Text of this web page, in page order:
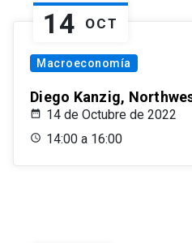
14 OCT
Macroeconomía
Diego Kanzig,
14 de Octubre de 2022
14:00 a 16:00